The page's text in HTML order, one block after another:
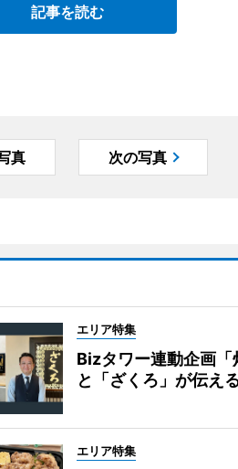
記事を読む
真 次の写真
エリア特集
Bizタワー連動企画
と「ざくろ」が伝え
エリア特集